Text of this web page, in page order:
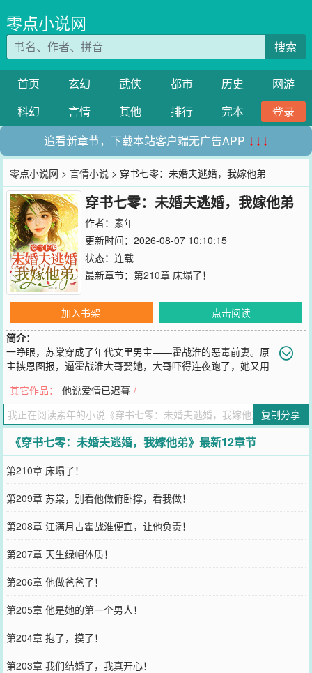
零点小说网
搜索
首页 玄幻 武侠 都市 历史
网游
科幻
言情 其他 排行 完本
登录
追看新章节，下载本站客户端无广告APP ↓↓↓
零点小说网 >言情小说 > 穿书七零：未婚夫逃婚，我嫁他弟
穿书七零：未婚夫逃婚，我嫁他弟
作者： 素年
更新时间：2026-08-07 10:10:15
状态：连载
最新章节： 第210章 床塌了！
加入书架
点击阅读
简介：
一睁眼，苏棠穿成了年代文里男主——霍战淮的恶毒前妻。原
主挟恩图报，逼霍战淮大哥娶她，大哥吓得连夜跑了，她又用
还气死了霍爷爷，霍战淮盛怒之下，把她扔进了精神病医院。她还不
消停，跟二流子私奔，最终被卖进深山，一头栽进猪圈臭死。——苏
棠不想被卖进深山，更不想被活活臭死。她想活着搞钱，包养小狼狗
逍遥快活。为活命，她连夜给霍战淮写信提离婚。她以为，霍战淮会
迫不及待地跟她离婚，好与心上人双宿双栖。谁知，去民政局离婚那
天，向来清冷克制、高不可攀的男人，却疯了般把她堵在墙角，“离
婚？下辈子都别想！”——无人知晓，霍战淮和大哥一起出任务那晚，
怀里撞进来一个女人，女人细腰娇骨、活色生香，他和大哥都对她一
见倾心。只是他已经被逼娶妻，自惭形秽，不敢痴心妄想。后来，他
才知道，夜夜入他梦的姑娘，竟是他那未曾谋面、一直厌弃的妻
子……
您要是觉得《 穿书七零：未婚夫逃婚，我嫁他弟
忘记向您QQ群和微博微信里的朋友推荐哦！
其它作品： 他说爱情已迟暮 /
复制分享
《穿书七零：未婚夫逃婚，我嫁他弟》最新12章节
第210章 床塌了！
第209章 苏棠，别看他做俯卧撑，看我做！
第208章 江满月占霍战淮便宜，让他负责！
第207章 天生绿帽体质！
第206章 他做爸爸了！
第205章 他是她的第一个男人！
第204章 抱了，摸了！
第203章 我们结婚了，我真开心！